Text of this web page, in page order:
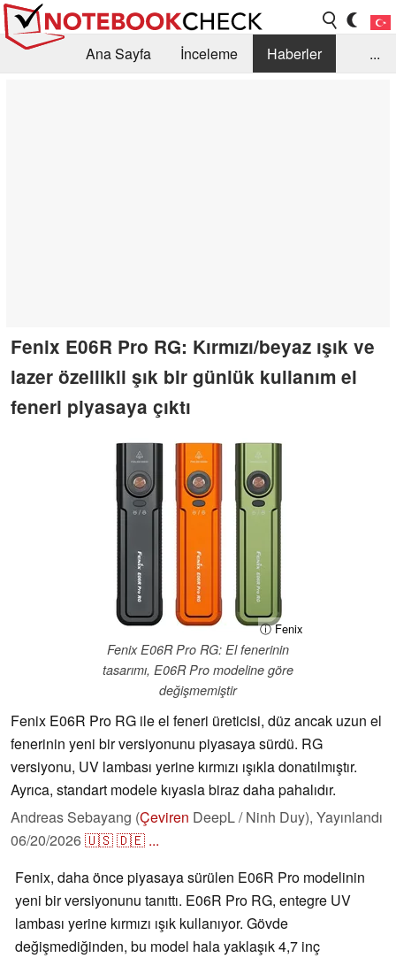
Ana Sayfa İnceleme
Haberler
...
Fenix E06R Pro RG: Kırmızı/beyaz ışık ve
lazer özellikli şık bir günlük kullanım el
feneri piyasaya çıktı
ⓘ Fenix
Fenix E06R Pro RG: El fenerinin
tasarımı, E06R Pro modeline göre
değişmemiştir
Fenix E06R Pro RG ile el feneri üreticisi, düz ancak uzun el
fenerinin yeni bir versiyonunu piyasaya sürdü. RG
versiyonu, UV lambası yerine kırmızı ışıkla donatılmıştır.
Ayrıca, standart modele kıyasla biraz daha pahalıdır.
Andreas Sebayang (Çeviren DeepL / Ninh Duy), Yayınlandı
06/20/2026🇺🇸🇩🇪 ...
Fenix, daha önce piyasaya sürülen E06R Pro modelinin
yeni bir versiyonunu tanıttı. E06R Pro RG, entegre UV
lambası yerine kırmızı ışık kullanıyor. Gövde
değişmediğinden, bu model hala yaklaşık 4,7 inç